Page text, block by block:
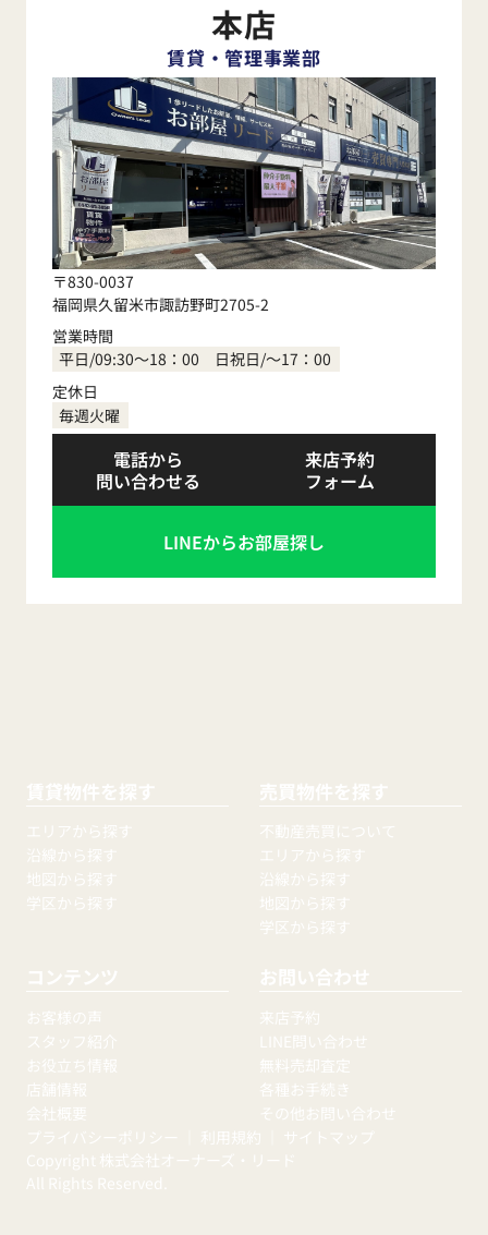
本店
賃貸・管理事業部
〒830-0037
福岡県久留米市諏訪野町2705-2
営業時間
平日/09:30～18：00 日祝日/～17：00
定休日
毎週火曜
電話から
問い合わせる
来店予約
フォーム
LINEからお部屋探し
賃貸物件を探す
エリアから探す
沿線から探す
地図から探す
学区から探す
売買物件を探す
不動産売買について
エリアから探す
沿線から探す
地図から探す
学区から探す
コンテンツ
お客様の声
スタッフ紹介
お役立ち情報
店舗情報
会社概要
お問い合わせ
来店予約
LINE問い合わせ
無料売却査定
各種お手続き
その他お問い合わせ
プライバシーポリシー
利用規約
サイトマップ
Copyright 株式会社オーナーズ・リード
All Rights Reserved.